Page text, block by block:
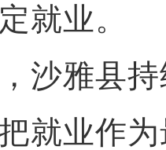
就业。
雅县持
就业作